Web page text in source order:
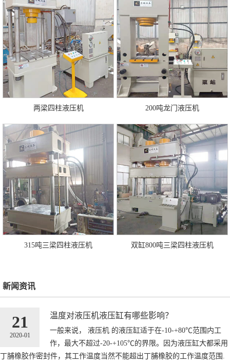
两梁四柱液压机 200吨龙门液压机
315吨三梁四柱液压机 双缸800吨三梁四柱液压机
新闻资讯
21
2020-01
温度对液压机液压缸有哪些影响？
一般来说， 液压机 的液压缸适于在-10-+80℃范围内工
作，最大不超过-20-+105℃的界限。因为液压缸大都采用
丁脯橡胶作密封件，其工作温度当然不能超出丁脯橡胶的工作温度范围.